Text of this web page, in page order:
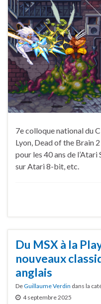
7e colloque national du
Lyon, Dead of the Brain
pour les 40 ans de
sur Atari 8-bit, etc.
Du MSX à la
nouveaux
anglais
DeGuillaume Verdin dans la
4 septembre 2025